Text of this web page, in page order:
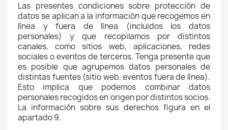
Las presentes condiciones sobre protección de
datos se aplican a la información que recogemos en
línea y fuera de línea (incluidos los datos
personales) y que recopilamos por distintos
canales, como sitios web, aplicaciones, redes
sociales o eventos de terceros. Tenga presente que
es posible que agrupemos datos personales de
distintas fuentes (sitio web, eventos fuera de línea).
Esto implica que podemos combinar datos
personales recogidos en origen por distintos socios.
La información sobre sus derechos figura en el
apartado 9.